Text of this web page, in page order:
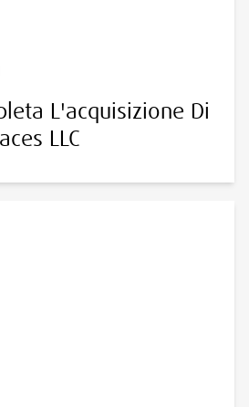
L'acquisizione Di
LLC